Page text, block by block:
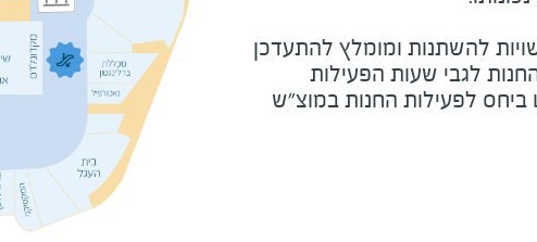
להשתנות ומומלץ להתעדכן
לגבי שעות הפעילות
ביחס לפעילות החנות במוצ"ש